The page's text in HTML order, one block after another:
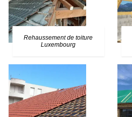
Rehaussement de toiture
Luxembourg